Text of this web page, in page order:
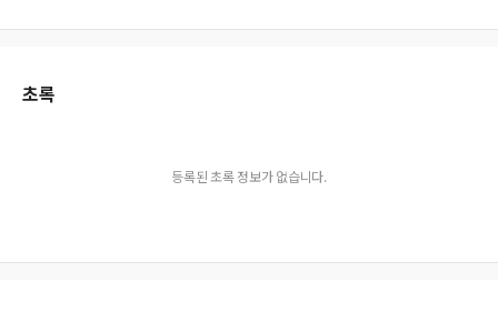
초록
등록된 초록 정보가 없습니다.